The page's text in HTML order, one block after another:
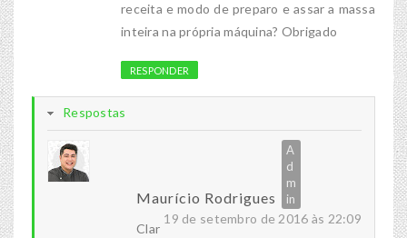
receita e modo de preparo e assar a massa
inteira na própria máquina? Obrigado
RESPONDER
Respostas
Maurício Rodrigues
19 de setembro de 2016 às 22:09
Clar